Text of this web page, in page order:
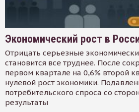
Экономический рост в
Отрицать серьезные
становится все труднее. После
первом квартале на 0,6% второй
нулевой рост экономики.
потребительского спроса со
результаты